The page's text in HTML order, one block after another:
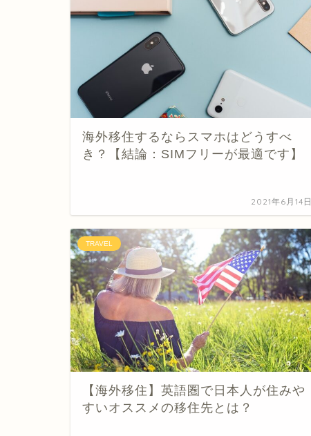
海外移住するならスマホはどうすべ
き？【結論：SIMフリーが最適です】
2021年6月14日
TRAVEL
【海外移住】英語圏で日本人が住みや
すいオススメの移住先とは？